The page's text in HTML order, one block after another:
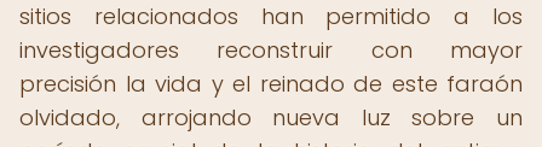
sitios relacionados han permitido a los
investigadores reconstruir con mayor
precisión la vida y el reinado de este faraón
olvidado, arrojando nueva luz sobre un